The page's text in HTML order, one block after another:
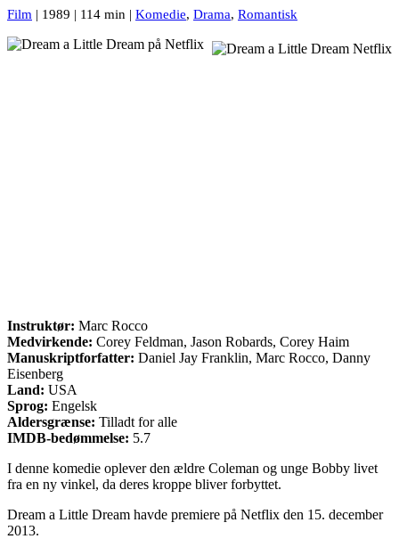
Film | 1989 | 114 min | Komedie, Drama, Romantisk
Instruktør: Marc Rocco
Medvirkende: Corey Feldman, Jason Robards, Corey Haim
Manuskriptforfatter: Daniel Jay Franklin, Marc Rocco, Danny
Eisenberg
Land: USA
Sprog: Engelsk
Aldersgrænse: Tilladt for alle
IMDB-bedømmelse: 5.7
I denne komedie oplever den ældre Coleman og unge Bobby livet
fra en ny vinkel, da deres kroppe bliver forbyttet.
Dream a Little Dream havde premiere på Netflix den 15. december
2013.